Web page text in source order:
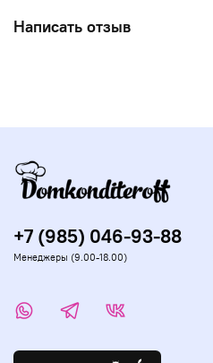
Написать отзыв
+7 (985) 046-93-88
Менеджеры (9.00-18.00)